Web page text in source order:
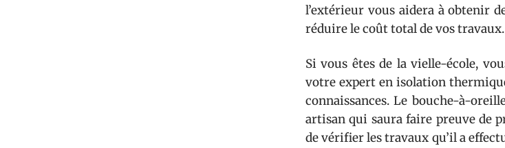
l’extérieur vous aidera à obtenir
réduire le coût total de vos travaux.
Si vous êtes de la vielle-école,
votre expert en isolation
connaissances. Le bouche-à-
artisan qui saura faire preuve de
de vérifier les travaux qu’il a